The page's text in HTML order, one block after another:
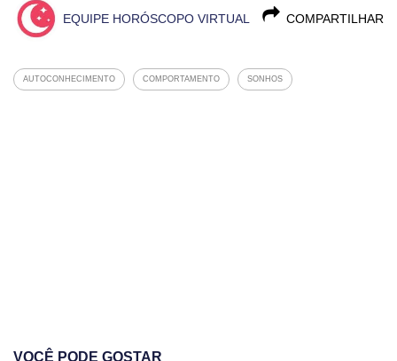
COMPARTILHAR
EQUIPE HORÓSCOPO VIRTUAL
AUTOCONHECIMENTO COMPORTAMENTO SONHOS
VOCÊ PODE GOSTAR